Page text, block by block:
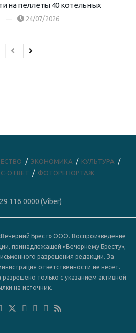
на пеллеты 40 котельных
24/07/2026
ЭКОНОМИКА
КУЛЬТУРА
ОТВЕТ ФОТОРЕПОРТАЖ
116 0000 (Viber)
Брест» ООО. Воспроизведение
принадлежащей «Вечернему Бресту»,
разрешения редакции. За
ответственности не несет.
только с указанием активной
на источник.